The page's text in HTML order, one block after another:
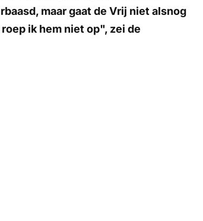
maar gaat de Vrij niet alsnog
ik hem niet op", zei de